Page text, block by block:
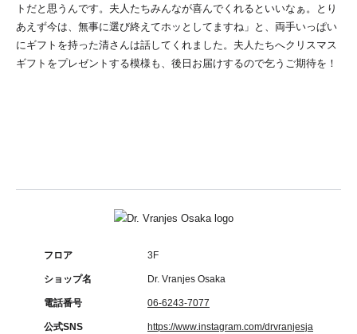
トだと思うんです。夫人たちみんなが喜んでくれるといいなぁ。とり
あえず今は、無事に選び終えてホッとしてますね」と、両手いっぱい
にギフトを持った清さんは話してくれました。夫人たちへクリスマス
ギフトをプレゼントする模様も、後日お届けするので乞うご期待を！
フロア 3F
ショップ名 Dr. Vranjes Osaka
電話番号 06-6243-7077
公式SNS
https://www.instagram.com/drvranjesja